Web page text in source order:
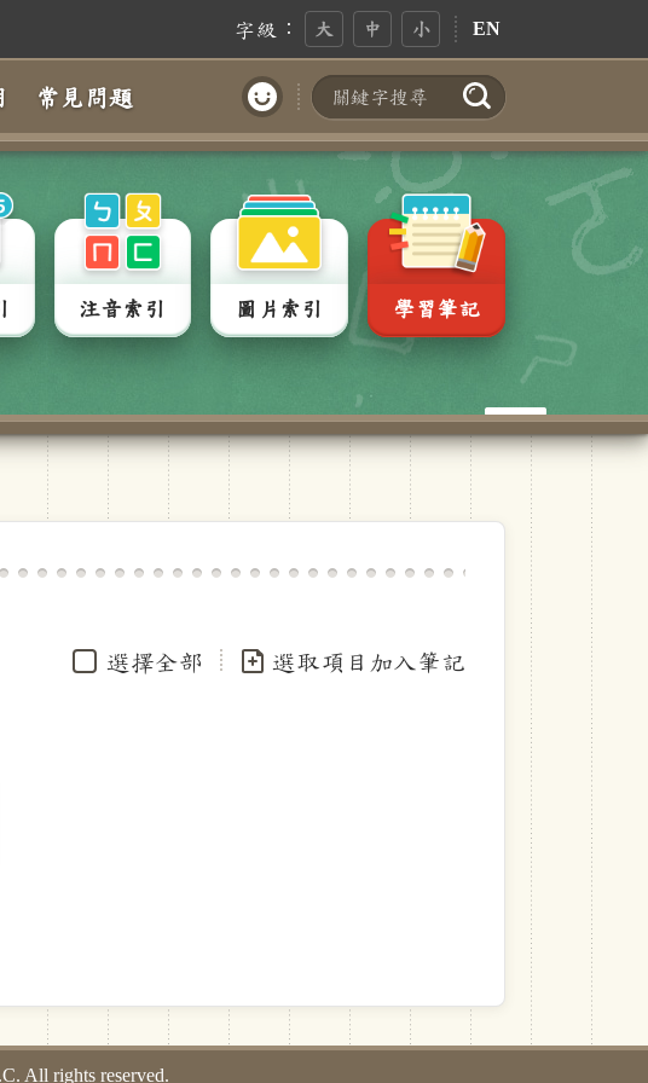
字級： 大 中 小 EN
常見問題
帳號登入 搜尋
注音索引 圖片索引 學習筆記
選擇全部 選取項目加入筆記
字
All rights reserved.